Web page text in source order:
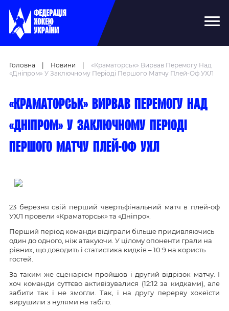
Головна Новини
«Краматорськ» Вирвав Перемогу Над
«Дніпром» У Заключному Періоді Першого Матчу Плей-Оф УХЛ
«Краматорськ» вирвав перемогу над
«Дніпром» у заключному періоді
першого матчу плей-оф УХЛ
23 березня свій перший чвертьфінальний матч в плей-оф
УХЛ провели «Краматорськ» та «Дніпро».
Перший період команди відіграли більше придивляючись
один до одного, ніж атакуючи. У цілому опоненти грали на
рівних, що доводить і статистика кидків – 10:9 на користь
гостей.
За таким же сценарієм пройшов і другий відрізок матчу. І
хоч команди суттєво активізувалися (12:12 за кидками), але
забити так і не змогли. Так, і на другу перерву хокеїсти
вирушили з нулями на табло.